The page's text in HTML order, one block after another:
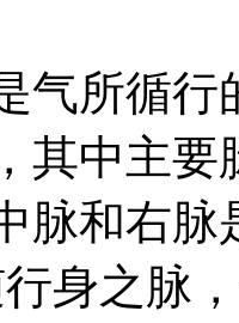
所循行的
其中主要
脉和右脉
身之脉